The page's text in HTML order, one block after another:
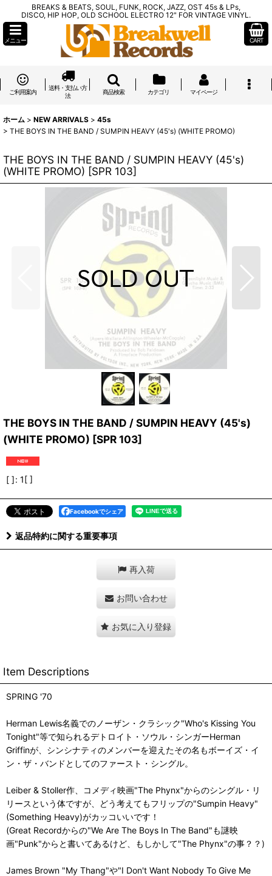
BREAKS & BEATS, SOUL, FUNK, ROCK, JAZZ, OST 45s & LPs,
DISCO, HIP HOP, OLD SCHOOL ELECTRO 12" FOR VINTAGE VINYL.
メニュー CART
ご利用案内
送料・支払い方
法
商品検索 カテゴリ マイページ
ホーム > NEW ARRIVALS > 45s
> THE BOYS IN THE BAND / SUMPIN HEAVY (45's) (WHITE PROMO)
THE BOYS IN THE BAND / SUMPIN HEAVY (45's)
(WHITE PROMO) [SPR 103]
THE BOYS IN THE BAND / SUMPIN HEAVY (45's)
(WHITE PROMO) [SPR 103]
[ ]: 1[ ]
Facebookでシェア
返品特約に関する重要事項
再入荷
お問い合わせ
お気に入り登録
Item Descriptions
SPRING '70
Herman Lewis名義でのノーザン・クラシック"Who's Kissing You
Tonight"等で知られるデトロイト・ソウル・シンガーHerman
Griffinが、シンシナティのメンバーを迎えたその名もボーイズ・イ
ン・ザ・バンドとしてのファースト・シングル。
Leiber & Stoller作、コメディ映画"The Phynx"からのシングル・リ
リースという体ですが、どう考えてもフリップの"Sumpin Heavy"
(Something Heavy)がカッコいいです！
(Great Recordからの"We Are The Boys In The Band"も謎映
画"Punk"からと書いてあるけど、もしかして"The Phynx"の事？？)
James Brown "My Thang"や"I Don't Want Nobody To Give Me